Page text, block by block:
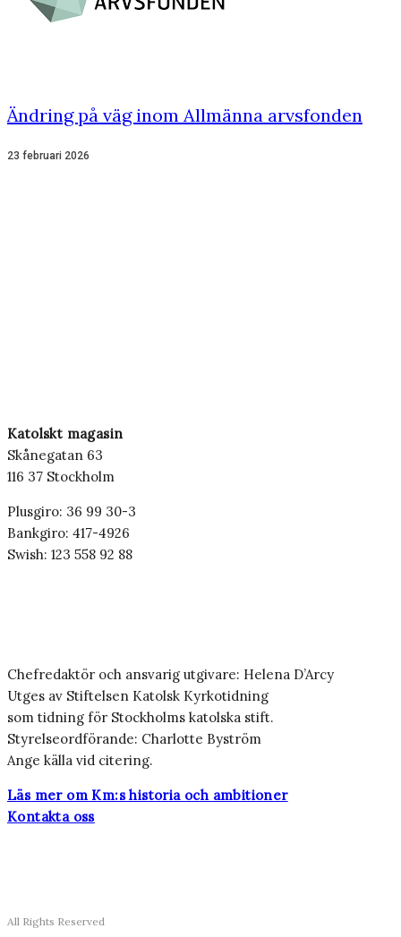
Ändring på väg inom Allmänna arvsfonden
23 februari 2026
Katolskt magasin
Skånegatan 63
116 37 Stockholm
Plusgiro: 36 99 30-3
Bankgiro: 417-4926
Swish: 123 558 92 88
Chefredaktör och ansvarig utgivare: Helena D’Arcy
Utges av Stiftelsen Katolsk Kyrkotidning
som tidning för Stockholms katolska stift.
Styrelseordförande: Charlotte Byström
Ange källa vid citering.
Läs mer om Km:s historia och ambitioner
Kontakta oss
All Rights Reserved